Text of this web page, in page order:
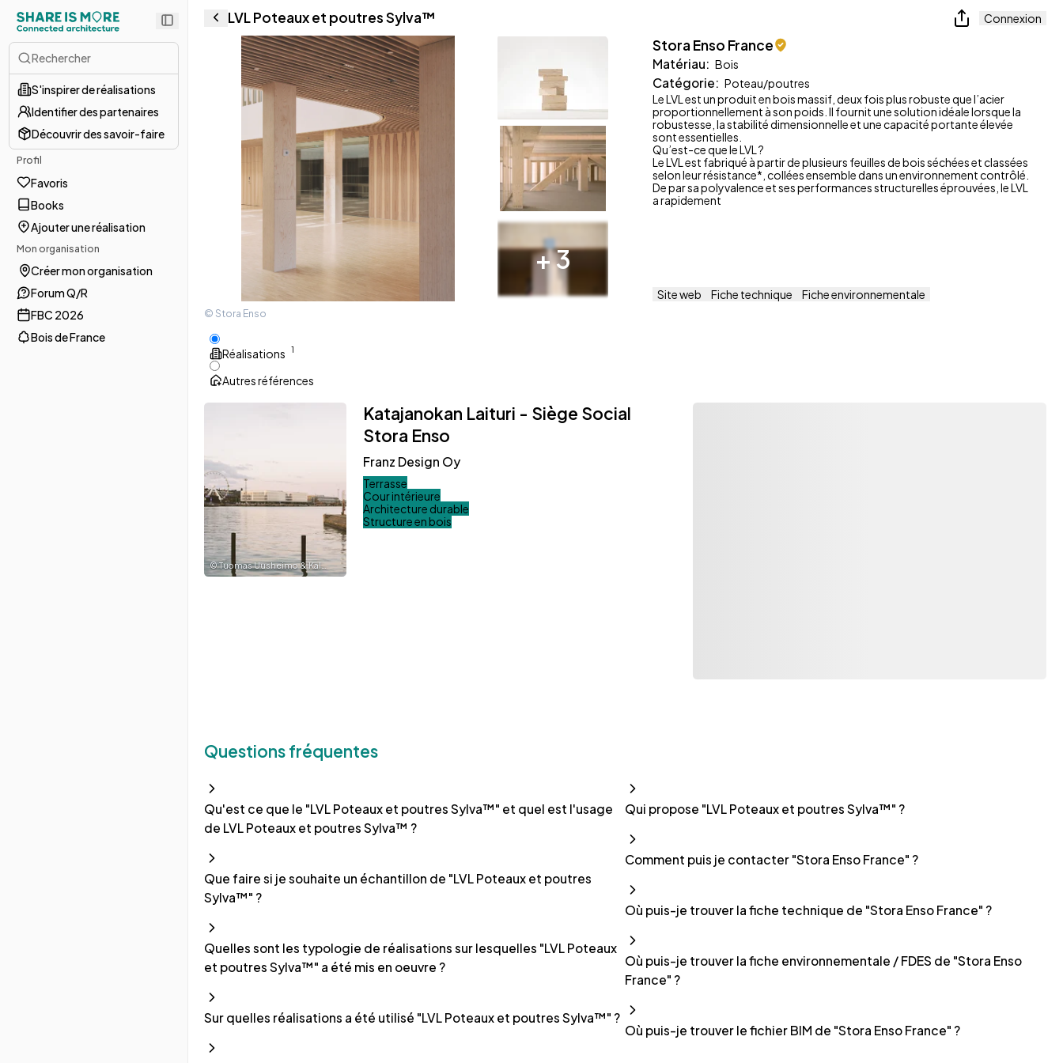
Rechercher
S'inspirer de réalisations
Identifier des partenaires
Découvrir des savoir-faire
Profil
Favoris
Books
Ajouter une réalisation
Mon organisation
Créer mon organisation
Forum Q/R
FBC 2026
Bois de France
LVL Poteaux et poutres Sylva™ Connexion
© Stora Enso
+3
Stora Enso France
Matériau: Bois
Catégorie: Poteau/poutres
Le LVL est un produit en bois massif, deux fois plus robuste que l’acier
proportionnellement à son poids. Il fournit une solution idéale lorsque la
robustesse, la stabilité dimensionnelle et une capacité portante élevée
sont essentielles.
Qu’est-ce que le LVL ?
Le LVL est fabriqué à partir de plusieurs feuilles de bois séchées et classées
selon leur résistance*, collées ensemble dans un environnement contrôlé.
De par sa polyvalence et ses performances structurelles éprouvées, le LVL
a rapidement
Site web Fiche technique Fiche environnementale
Réalisations 1
Autres références
©Tuomas Uusheimo & Kalle Kouhia
Katajanokan Laituri - Siège Social
Stora Enso
Franz Design Oy
Terrasse
Cour intérieure
Architecture durable
Structure en bois
Questions fréquentes
Qu'est ce que le "LVL Poteaux et poutres Sylva™" et quel est l'usage
de LVL Poteaux et poutres Sylva™ ?
Que faire si je souhaite un échantillon de "LVL Poteaux et poutres
Sylva™" ?
Quelles sont les typologie de réalisations sur lesquelles "LVL Poteaux
et poutres Sylva™" a été mis en oeuvre ?
Sur quelles réalisations a été utilisé "LVL Poteaux et poutres Sylva™" ?
Qui propose "LVL Poteaux et poutres Sylva™" ?
Comment puis je contacter "Stora Enso France" ?
Où puis-je trouver la fiche technique de "Stora Enso France" ?
Où puis-je trouver la fiche environnementale / FDES de "Stora Enso
France" ?
Où puis-je trouver le fichier BIM de "Stora Enso France" ?